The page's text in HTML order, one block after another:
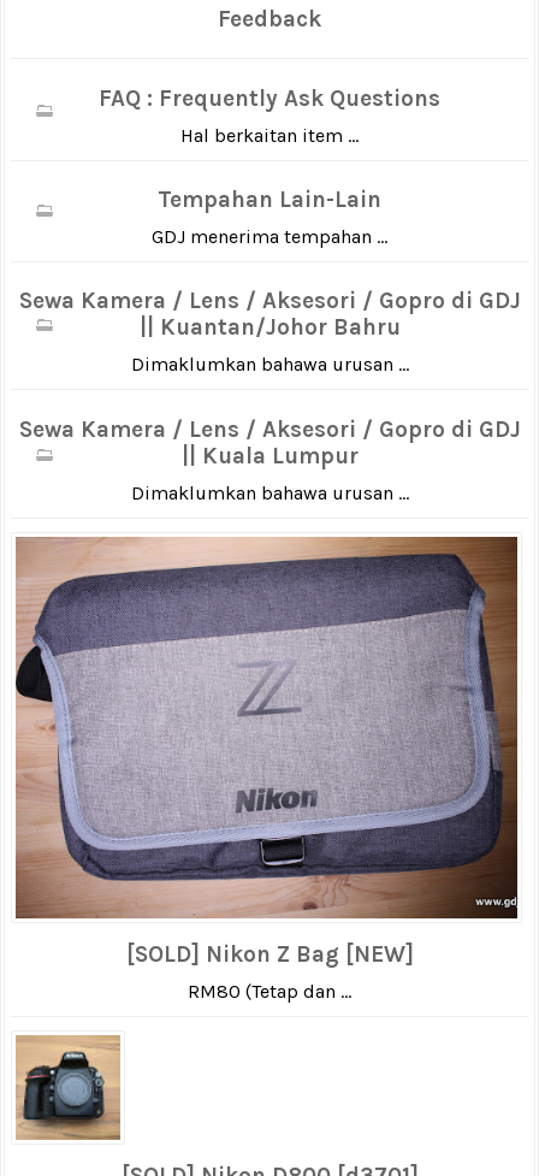
Feedback
FAQ : Frequently Ask Questions
Hal berkaitan item ...
Tempahan Lain-Lain
GDJ menerima tempahan ...
Sewa Kamera / Lens / Aksesori / Gopro di GDJ
|| Kuantan/Johor Bahru
Dimaklumkan bahawa urusan ...
Sewa Kamera / Lens / Aksesori / Gopro di GDJ
|| Kuala Lumpur
Dimaklumkan bahawa urusan ...
[SOLD] Nikon Z Bag [NEW]
RM80 (Tetap dan ...